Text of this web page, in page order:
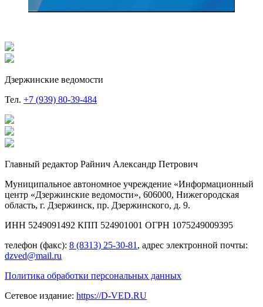
Дзержинские ведомости
Тел. +7 (939) 80-39-484
Главный редактор Райнич Александр Петрович
Муниципальное автономное учреждение «Информационный
центр «Дзержинские ведомости», 606000, Нижегородская
область, г. Дзержинск, пр. Дзержинского, д. 9.
ИНН 5249091492 КПП 524901001 ОГРН 1075249009395
телефон (факс): 8 (8313) 25-30-81 , адрес электронной почты:
dzved@mail.ru
Политика обработки персональных данных
Сетевое издание: https://D-VED.RU